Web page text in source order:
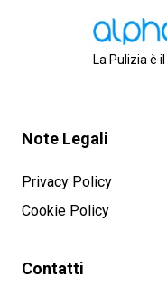
La Pulizia è
Note Legali
Privacy Policy
Cookie Policy
Contatti